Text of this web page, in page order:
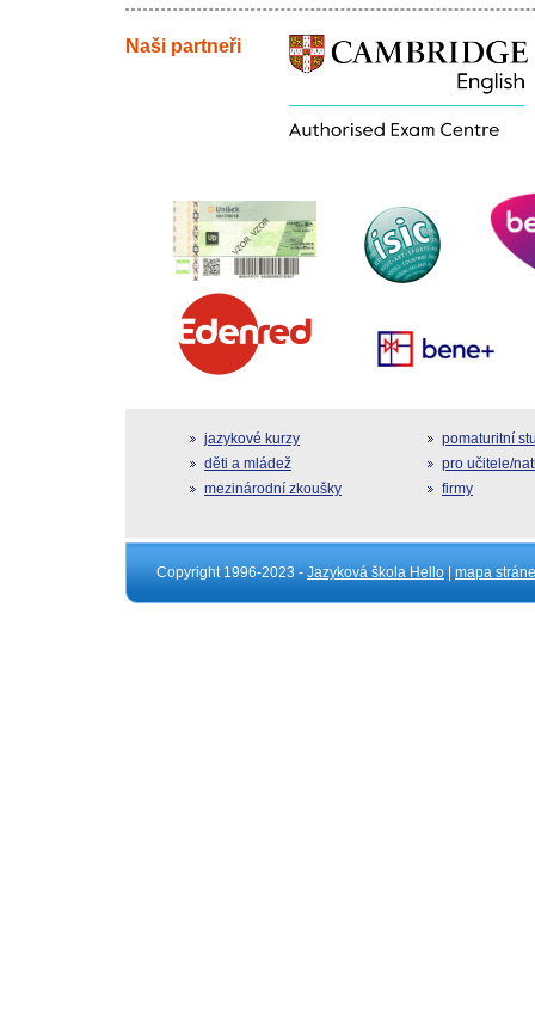
Naši partneři
jazykové kurzy
děti a mládež
mezinárodní zkoušky
pomaturitní
pro učitele/
firmy
Copyright 1996-2023 - Jazyková škola Hello mapa